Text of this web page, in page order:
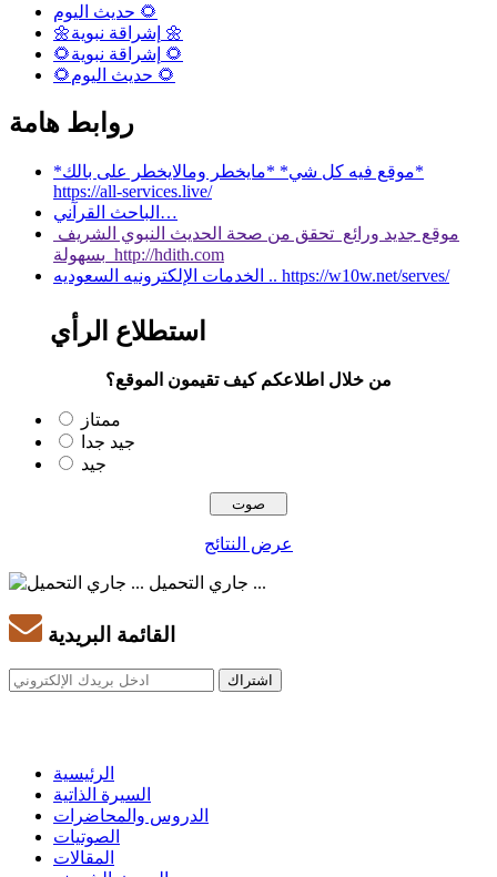
حديث اليوم 🌻
🌼إشراقة نبوية 🌼
🌻إشراقة نبوية 🌻
🌻حديث اليوم 🌻
روابط هامة
*موقع فيه كل شي* *مايخطر ومالايخطر على بالك*
https://all-services.live/
الباحث القرآني…
موقع جديد ورائع تحقق من صحة الحديث النبوي الشريف
بسهولة http://hdith.com
الخدمات الإلكترونيه السعوديه .. https://w10w.net/serves/
استطلاع الرأي
من خلال اطلاعكم كيف تقيمون الموقع؟
ممتاز
جيد جدا
جيد
عرض النتائج
جاري التحميل ...
القائمة البريدية
الرئيسية
السيرة الذاتية
الدروس والمحاضرات
الصوتيات
المقالات